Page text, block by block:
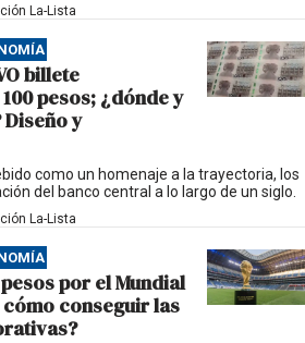
La-Lista
billete
pesos; ¿dónde y
y
como un homenaje a la trayectoria, los
del banco central a lo largo de un siglo.
La-Lista
por el Mundial
conseguir las